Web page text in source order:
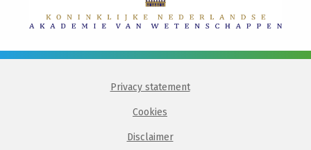
Privacy statement
Cookies
Disclaimer